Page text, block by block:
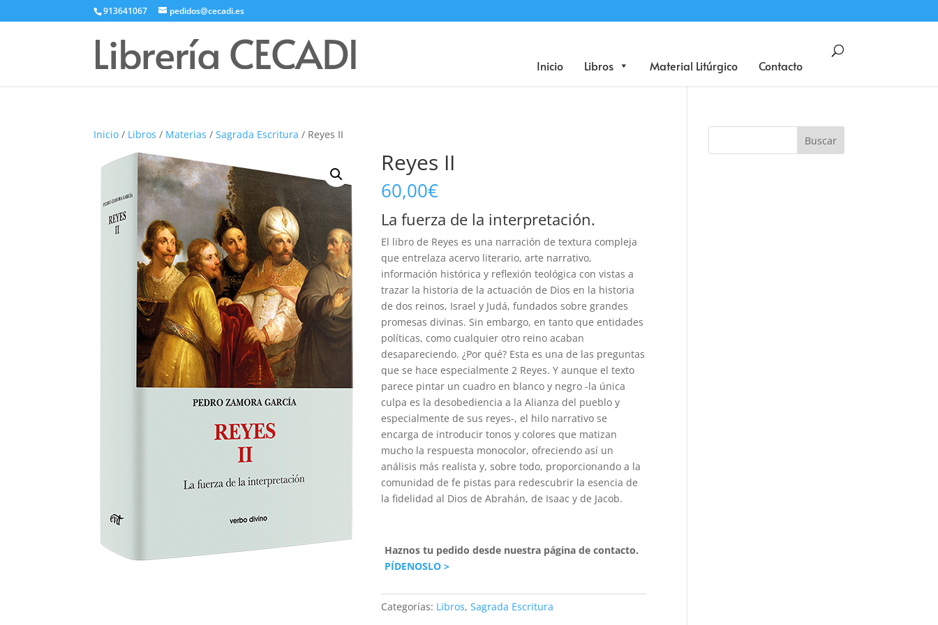
913641067 pedidos@cecadi.es
Inicio Libros Material Litúrgico Contacto
Búsqueda
Inicio / Libros / Materias /Sagrada Escritura / Reyes II
Reyes II
60,00€
La fuerza de la interpretación.
El libro de Reyes es una narración de textura compleja
que entrelaza acervo literario, arte narrativo,
información histórica y reflexión teológica con vistas a
trazar la historia de la actuación de Dios en la historia
de dos reinos, Israel y Judá, fundados sobre grandes
promesas divinas. Sin embargo, en tanto que entidades
políticas, como cualquier otro reino acaban
desapareciendo. ¿Por qué? Esta es una de las preguntas
que se hace especialmente 2 Reyes. Y aunque el texto
parece pintar un cuadro en blanco y negro -la única
culpa es la desobediencia a la Alianza del pueblo y
especialmente de sus reyes-, el hilo narrativo se
encarga de introducir tonos y colores que matizan
mucho la respuesta monocolor, ofreciendo así un
análisis más realista y, sobre todo, proporcionando a la
comunidad de fe pistas para redescubrir la esencia de
la fidelidad al Dios de Abrahán, de Isaac y de Jacob.
Haznos tu pedido desde nuestra página de contacto.
PÍDENOSLO >
Categorías: Libros,Sagrada Escritura